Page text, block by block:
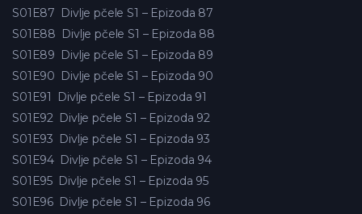
S01E87 Divlje pčele S1 – Epizoda 87
S01E88 Divlje pčele S1 – Epizoda 88
S01E89 Divlje pčele S1 – Epizoda 89
S01E90 Divlje pčele S1 – Epizoda 90
S01E91
Divlje pčele S1 – Epizoda 91
S01E92 Divlje pčele S1 – Epizoda 92
S01E93 Divlje pčele S1 – Epizoda 93
S01E94 Divlje pčele S1 – Epizoda 94
S01E95 Divlje pčele S1 – Epizoda 95
S01E96 Divlje pčele S1 – Epizoda 96